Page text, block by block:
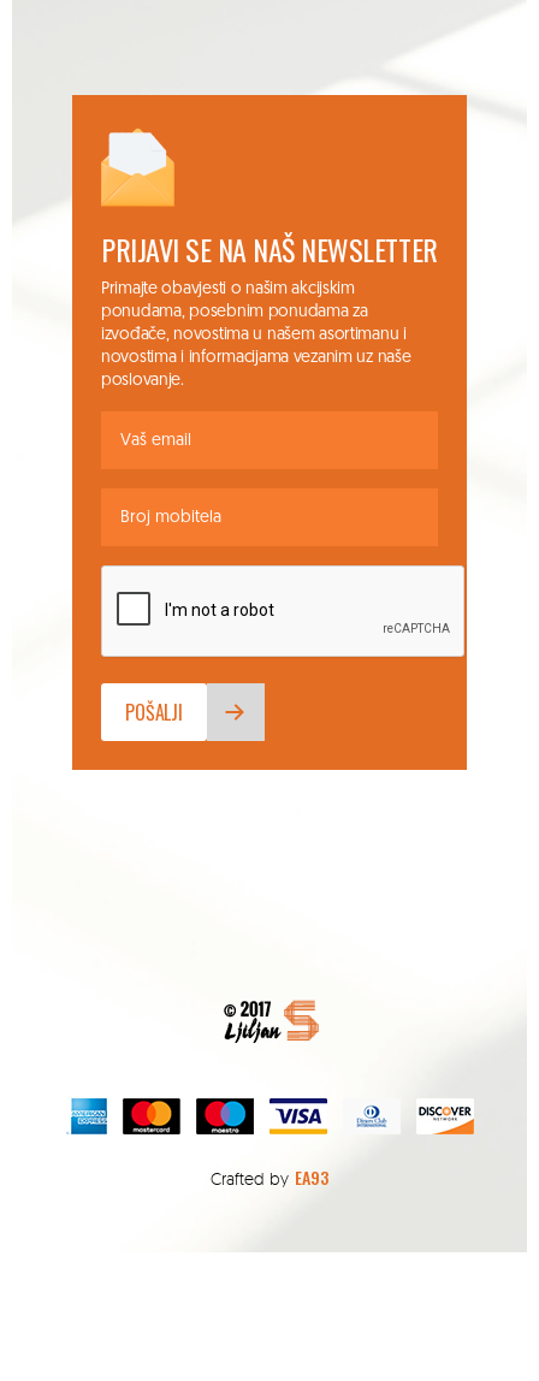
PRIJAVI SE NA NAŠ NEWSLETTER
Primajte obavjesti o našim akcijskim
ponudama, posebnim ponudama za
izvođače, novostima u našem asortimanu i
novostima i informacijama vezanim uz naše
poslovanje.
Crafted by EA93